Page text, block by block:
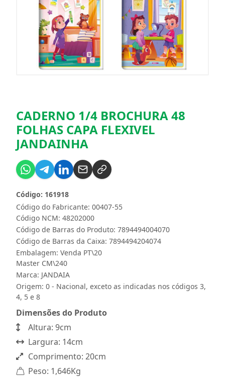
CADERNO 1/4 BROCHURA 48
FOLHAS CAPA FLEXIVEL
JANDAINHA
Código do Fabricante: 00407-55
Código: 161918
Código NCM: 48202000
Código de Barras do Produto: 7894494004070
Código de Barras da Caixa: 7894494204074
Embalagem: Venda PT\20
Master CM\240
Marca: JANDAIA
Origem: 0 - Nacional, exceto as indicadas nos códigos 3,
4, 5 e 8
Dimensões do Produto
Altura: 9cm
Largura: 14cm
Comprimento: 20cm
Peso: 1,646Kg